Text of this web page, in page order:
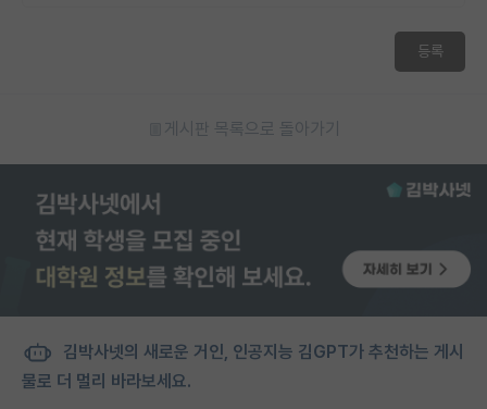
등록
게시판 목록으로 돌아가기
김박사넷의 새로운 거인, 인공지능 김GPT가 추천하는 게시
물로 더 멀리 바라보세요.